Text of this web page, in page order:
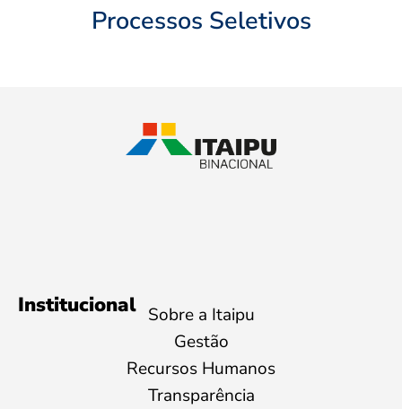
Processos Seletivos
Institucional Sobre a Itaipu
Gestão
Recursos Humanos
Transparência